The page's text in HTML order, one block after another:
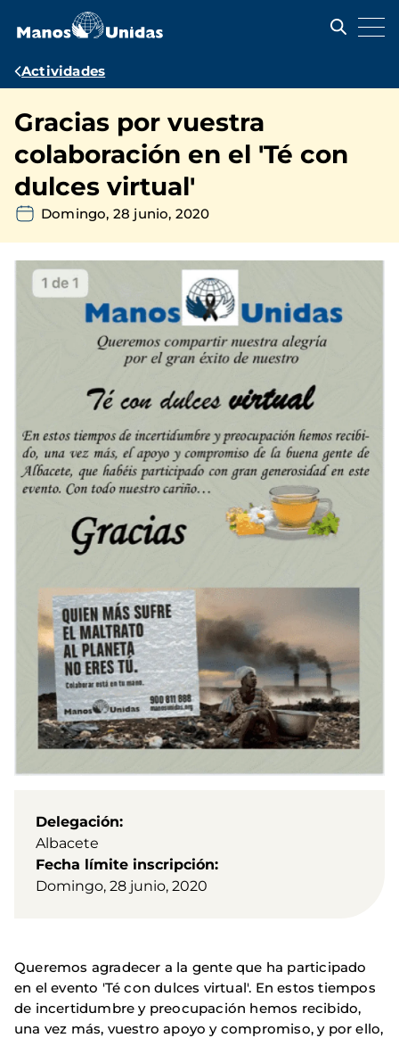
contenido
Ruta
navegación
Actividades
Gracias por vuestra
colaboración en el 'Té con
dulces virtual'
Domingo, 28 junio, 2020
Delegación
Albacete
Fecha límite inscripción
Domingo, 28 junio, 2020
Queremos agradecer a la gente que ha participado
en el evento 'Té con dulces virtual'. En estos tiempos
de incertidumbre y preocupación hemos recibido,
una vez más, vuestro apoyo y compromiso, y por ello,